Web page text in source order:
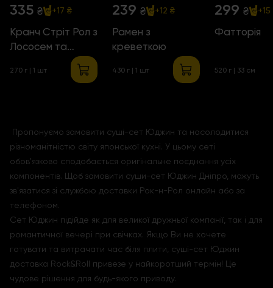
335 ₴ +17 ₴
Кранч Стріт Рол з
Лососем та
270 г | 1 шт
239 ₴ +12 ₴
Рамен з
креветкою
430 г | 1 шт
299 ₴ +15
Фатторія
520 г | 33 см
Пропонуємо замовити суші-сет Юджин та насолодитися
різноманітністю світу японської кухні. У цьому сеті
обов'язково сподобається оригінальне поєднання усіх
компонентів. Щоб замовити суши-сет Юджин Дніпро, можуть
зв'язатися зі службою доставки Рок-н-Рол онлайн або за
телефоном.
Сет Юджин підійде як для великої дружньої компанії, так і для
романтичної вечері при свічках. Якщо Ви не хочете
готувати та витрачати час біля плити, суші-сет Юджин
доставка Rock&Roll привезе у найкоротший термін! Це
чудове рішення для будь-якого приводу.